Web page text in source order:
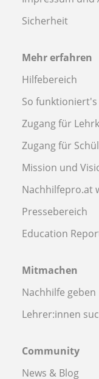
Sicherheit
Mehr erfahren
Hilfebereich
So funktioniert's
Zugang für
Zugang für
Mission und
Nachhilfepro.at
Pressebereich
Education
Mitmachen
Nachhilfe geben
Lehrer:innen
Community
News & Blog